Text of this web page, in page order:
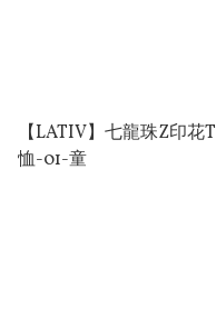
【LATIV】七⿓珠Z印花T
恤-01-童